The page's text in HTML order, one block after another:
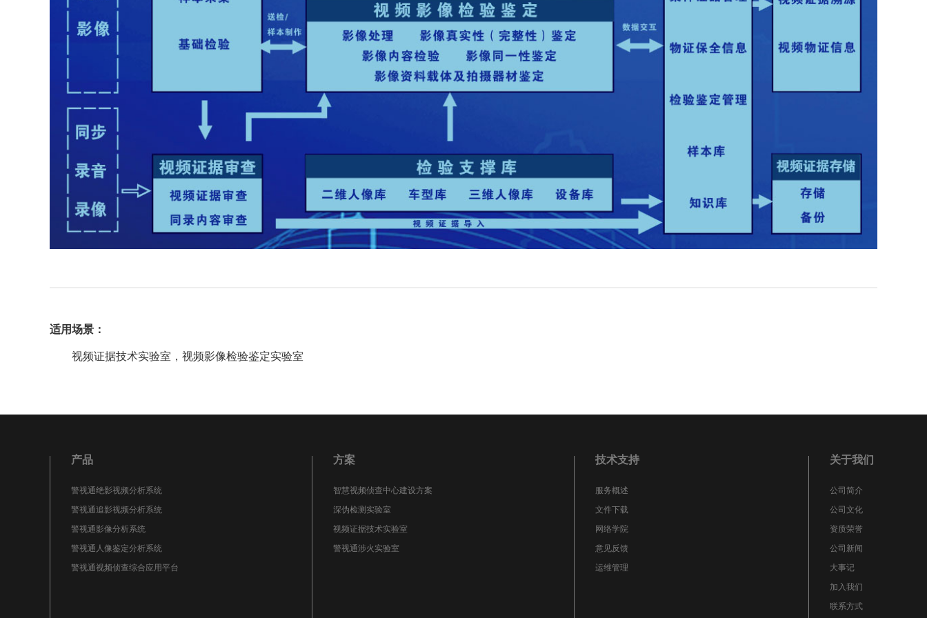
适用场景：
视频证据技术实验室，视频影像检验鉴定实验室
产品
警视通绝影视频分析系统
警视通追影视频分析系统
警视通影像分析系统
警视通人像鉴定分析系统
警视通视频侦查综合应用平台
方案
智慧视频侦查中心建设方案
深伪检测实验室
视频证据技术实验室
警视通涉火实验室
技术支持
服务概述
文件下载
网络学院
意见反馈
运维管理
关于我们
公司简介
公司文化
资质荣誉
公司新闻
大事记
加入我们
联系方式